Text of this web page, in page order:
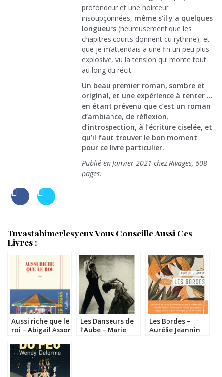
profondeur et une noirceur
insoupçonnées, même s’il y a quelques
longueurs (heureusement que les
chapitres courts donnent du rythme), et
que je m’attendais à une fin un peu plus
explosive, vu la tension qui monte tout
au long du récit.
Un beau premier roman, sombre et
original, et une expérience à tenter …
en étant prévenu que c’est un roman
d’ambiance, de réflexion,
d’introspection, à l’écriture ciselée, et
qu’il faut trouver le bon moment
pour ce livre particulier.
Publié en Janvier 2021 chez Rivages, 608
pages.
Tuvastabimerlesyeux Vous Conseille Aussi Ces
Livres :
Aussi riche que le
roi – Abigail Assor
Les Danseurs de
l’Aube – Marie
Les Bordes –
Aurélie Jeannin